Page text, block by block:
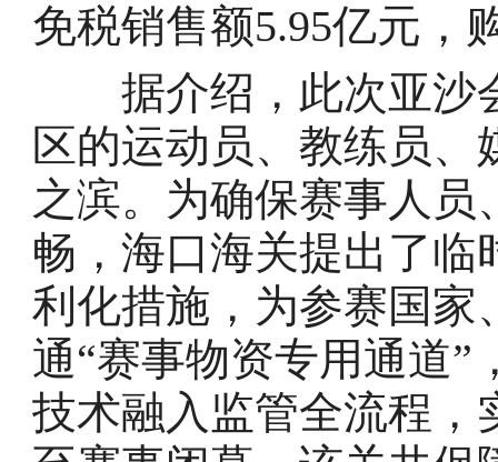
免税销售额5.95亿元，
据介绍，此次亚沙
区的运动员、教练员
之滨。为确保赛事人
畅，海口海关提出了
利化措施，为参赛国家
通“赛事物资专用通道”
技术融入监管全流程，